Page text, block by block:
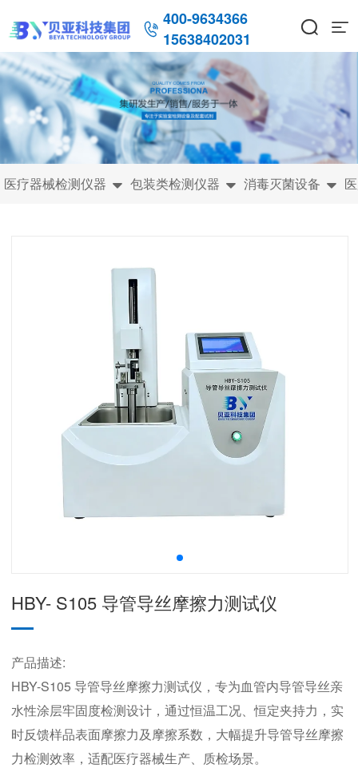
 400-9634366
15638402031
 
医疗器械检测仪器  包装类检测仪器  消毒灭菌设备 
HBY- S105 导管导丝摩擦力测试仪
产品描述:
HBY-S105 导管导丝摩擦力测试仪，专为血管内导管导丝亲
水性涂层牢固度检测设计，通过恒温工况、恒定夹持力，实
时反馈样品表面摩擦力及摩擦系数，大幅提升导管导丝摩擦
力检测效率，适配医疗器械生产、质检场景。